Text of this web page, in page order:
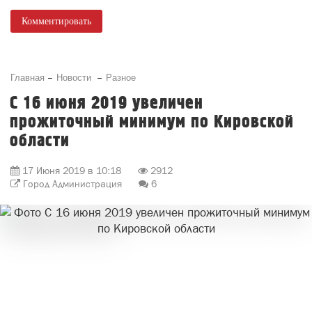
Комментировать
Главная Новости Разное
С 16 июня 2019 увеличен
прожиточный минимум по Кировской
области
17 Июня 2019 в 10:18
2912
Город Администрация
6